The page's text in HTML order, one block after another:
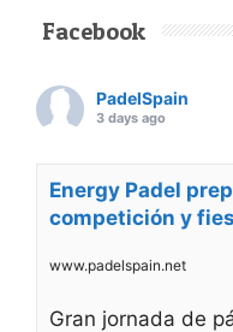
Facebook
PadelSpain
3 days ago
Energy Padel
competición y
www.padelspain.net
Gran jornada de